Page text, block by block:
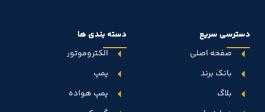
دسترسی سریع
صفحه اصلی
بانک برند
بلاگ
دسته بندی ها
الکتروموتور
پمپ
پمپ هواده